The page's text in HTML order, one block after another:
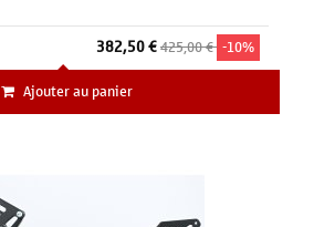
382,50 €425,00 € -10%
Ajouter au panier